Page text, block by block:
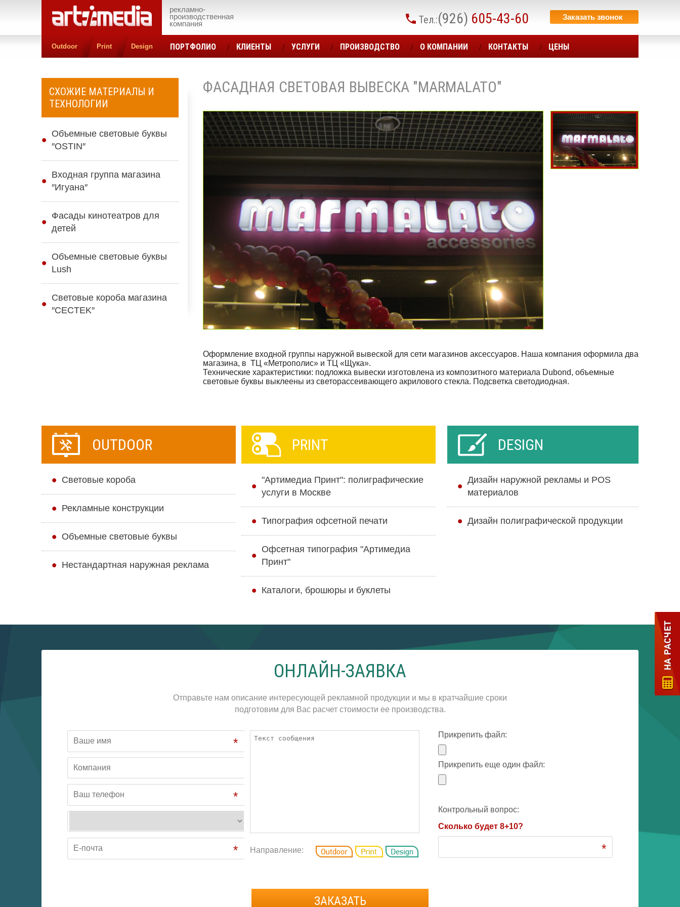
рекламно-
производственная
компания
Заказать звонок
Тел.:(926) 605-43-60
Outdoor Print Design ПОРТФОЛИО КЛИЕНТЫ УСЛУГИ ПРОИЗВОДСТВО О КОМПАНИИ КОНТАКТЫ ЦЕНЫ
СХОЖИЕ МАТЕРИАЛЫ И
ТЕХНОЛОГИИ
Объемные световые буквы
″OSTIN″
Входная группа магазина
″Игуана″
Фасады кинотеатров для
детей
Объемные световые буквы
Lush
Световые короба магазина
″CECTEK″
ФАСАДНАЯ СВЕТОВАЯ ВЫВЕСКА ″MARMALATO″
Оформление входной группы наружной вывеской для сети магазинов аксессуаров. Наша компания оформила два
магазина, в ТЦ «Метрополис» и ТЦ «Щука».
Технические характеристики: подложка вывески изготовлена из композитного материала Dubond, объемные
световые буквы выклеены из светорассеивающего акрилового стекла. Подсветка светодиодная.
OUTDOOR
Cветовые короба
Рекламные конструкции
Объемные световые буквы
Нестандартная наружная реклама
PRINT
"Артимедиа Принт": полиграфические
услуги в Москве
Типография офсетной печати
Офсетная типография "Артимедиа
Принт"
Каталоги, брошюры и буклеты
DESIGN
Дизайн наружной рекламы и POS
материалов
Дизайн полиграфической продукции
ОНЛАЙН-ЗАЯВКА
Отправьте нам описание интересующей рекламной продукции и мы в кратчайшие сроки
подготовим для Вас расчет стоимости ее производства.
*
*
* Направление:
Прикрепить файл:
Прикрепить еще один файл:
Контрольный вопрос:
Сколько будет 8+10?
*
ЗАКАЗАТЬ